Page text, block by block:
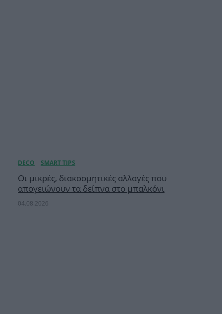
Οι μικρές, διακοσμητικές αλλαγές που
απογειώνουν τα δείπνα στο μπαλκόνι
04.08.2026